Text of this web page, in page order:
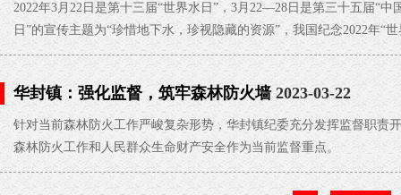
2022年3月22日是第十三届“世界水日”，3月22—28日是第三十五届“中
日”的宣传主题为“珍惜地下水，珍视隐藏的资源”，我国纪念2022年“
题为“推进地下水超采综合治理，复苏河湖生态环境”。围绕此次活动
校、进社区、进企业等丰富多彩的系列宣传活动，真正将“水知识”“
华封镇：强化监督，筑牢森林防火墙 2023-03-22
针对当前森林防火工作严峻复杂形势，华封镇纪委充分发挥监督职责
森林防火工作和人民群众生命财产安全作为当前监督重点。